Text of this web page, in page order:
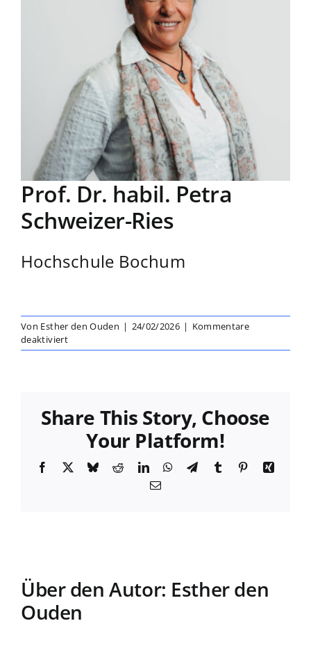
Prof. Dr. habil. Petra
Schweizer-Ries
Hochschule Bochum
Von Esther den Ouden | 24/02/2026 | Kommentare
deaktiviertfür
Prof.
Ries
Share This Story, Choose
Your Platform!
Facebook
X BlueskyRedditLinkedInWhatsApp
TelegramTumblr PinterestXing
E-
Über den Autor: Esther den
Ouden